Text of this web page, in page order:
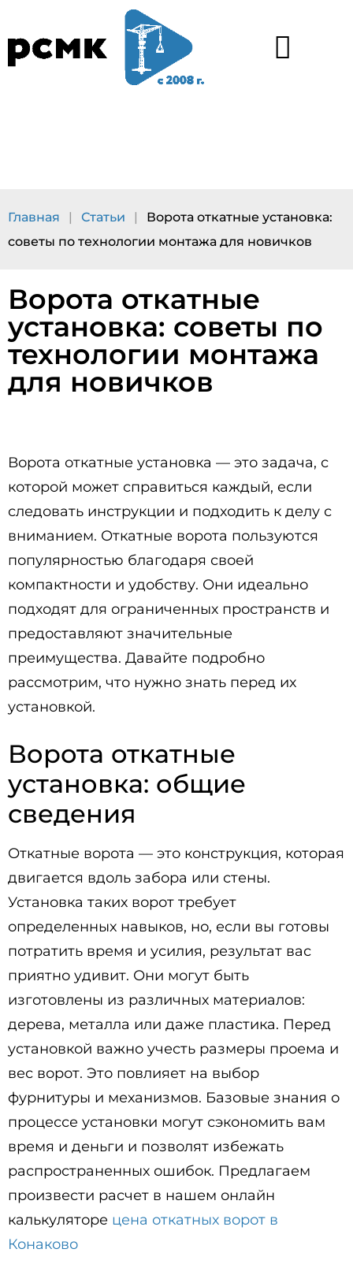
Главная | Статьи |
Ворота откатные установка:
советы по технологии монтажа для новичков
Ворота откатные
установка: советы по
технологии монтажа
для новичков
Ворота откатные установка — это задача, с
которой может справиться каждый, если
следовать инструкции и подходить к делу с
вниманием. Откатные ворота пользуются
популярностью благодаря своей
компактности и удобству. Они идеально
подходят для ограниченных пространств и
предоставляют значительные
преимущества. Давайте подробно
рассмотрим, что нужно знать перед их
установкой.
Ворота откатные
установка: общие
сведения
Откатные ворота — это конструкция, которая
двигается вдоль забора или стены.
Установка таких ворот требует
определенных навыков, но, если вы готовы
потратить время и усилия, результат вас
приятно удивит. Они могут быть
изготовлены из различных материалов:
дерева, металла или даже пластика. Перед
установкой важно учесть размеры проема и
вес ворот. Это повлияет на выбор
фурнитуры и механизмов. Базовые знания о
процессе установки могут сэкономить вам
время и деньги и позволят избежать
распространенных ошибок. Предлагаем
произвести расчет в нашем онлайн
калькуляторе цена откатных ворот в
Конаково